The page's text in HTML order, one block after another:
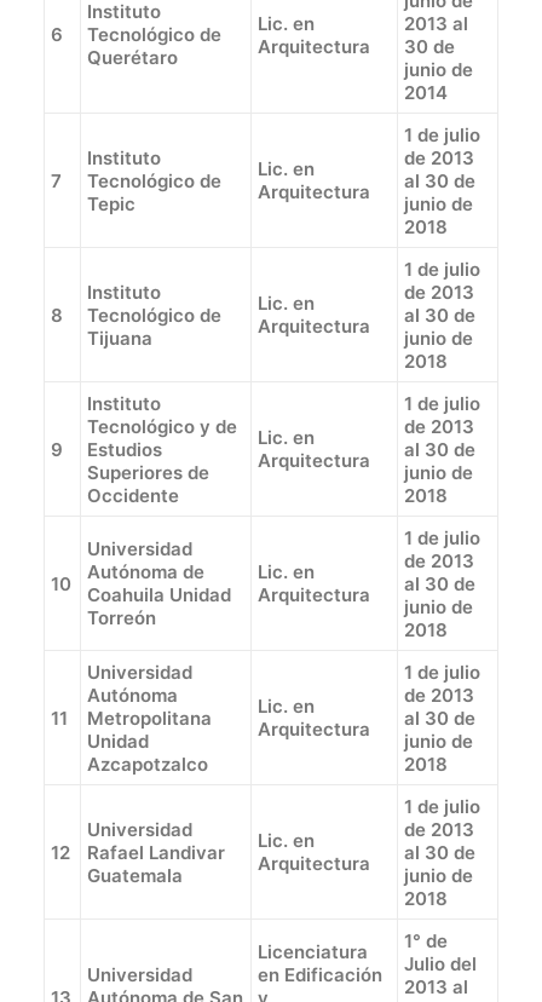
6
Instituto
Tecnológico de
Querétaro
Lic. en
Arquitectura
2013 al
30 de
junio de
2014
7
Instituto
Tecnológico de
Tepic
Lic. en
Arquitectura
1 de julio
de 2013
al 30 de
junio de
2018
8
Instituto
Tecnológico de
Tijuana
Lic. en
Arquitectura
1 de julio
de 2013
al 30 de
junio de
2018
9
Instituto
Tecnológico y de
Estudios
Superiores de
Occidente
Lic. en
Arquitectura
1 de julio
de 2013
al 30 de
junio de
2018
10
Universidad
Autónoma de
Coahuila Unidad
Torreón
Lic. en
Arquitectura
1 de julio
de 2013
al 30 de
junio de
2018
11
Universidad
Autónoma
Metropolitana
Unidad
Azcapotzalco
Lic. en
Arquitectura
1 de julio
de 2013
al 30 de
junio de
2018
12
Universidad
Rafael Landivar
Guatemala
Lic. en
Arquitectura
1 de julio
de 2013
al 30 de
junio de
2018
Universidad
Licenciatura
en Edificación
1° de
Julio del
2013 al